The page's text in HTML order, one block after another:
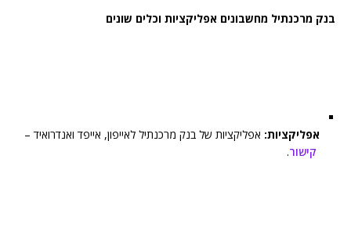
בנק מרכנתיל מחשבונים אפליקציות וכלים שונים
אפליקציות: אפליקציות של בנק מרכנתיל לאייפון, אייפד ואנדרואיד –
קישור.